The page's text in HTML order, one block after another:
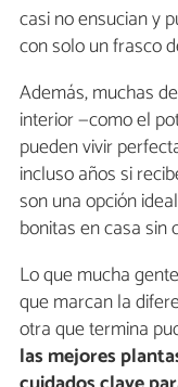
casi no ensucian y
con solo un frasco
Además, muchas
interior —como el
pueden vivir
incluso años si
son una opción
bonitas en casa sin
Lo que mucha
que marcan la
otra que termina
las mejores